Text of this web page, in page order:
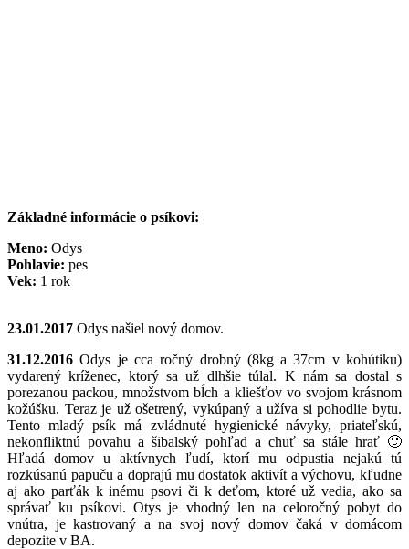
Základné informácie o psíkovi:
Meno: Odys
Pohlavie: pes
Vek: 1 rok
23.01.2017 Odys našiel nový domov.
31.12.2016 Odys je cca ročný drobný (8kg a 37cm v kohútiku)
vydarený kríženec, ktorý sa už dlhšie túlal. K nám sa dostal s
porezanou packou, množstvom bĺch a kliešťov vo svojom krásnom
kožúšku. Teraz je už ošetrený, vykúpaný a užíva si pohodlie bytu.
Tento mladý psík má zvládnuté hygienické návyky, priateľskú,
nekonfliktnú povahu a šibalský pohľad a chuť sa stále hrať 🙂
Hľadá domov u aktívnych ľudí, ktorí mu odpustia nejakú tú
rozkúsanú papuču a doprajú mu dostatok aktivít a výchovu, kľudne
aj ako parťák k inému psovi či k deťom, ktoré už vedia, ako sa
správať ku psíkovi. Otys je vhodný len na celoročný pobyt do
vnútra, je kastrovaný a na svoj nový domov čaká v domácom
depozite v BA.